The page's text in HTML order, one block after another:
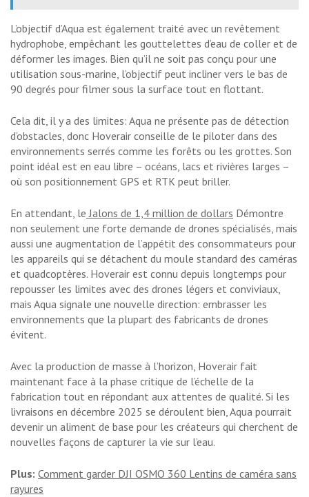
L’objectif d’Aqua est également traité avec un revêtement
hydrophobe, empêchant les gouttelettes d’eau de coller et de
déformer les images. Bien qu’il ne soit pas conçu pour une
utilisation sous-marine, l’objectif peut incliner vers le bas de
90 degrés pour filmer sous la surface tout en flottant.
Cela dit, il y a des limites: Aqua ne présente pas de détection
d’obstacles, donc Hoverair conseille de le piloter dans des
environnements serrés comme les forêts ou les grottes. Son
point idéal est en eau libre – océans, lacs et rivières larges –
où son positionnement GPS et RTK peut briller.
En attendant, le Jalons de 1,4 million de dollars Démontre
non seulement une forte demande de drones spécialisés, mais
aussi une augmentation de l’appétit des consommateurs pour
les appareils qui se détachent du moule standard des caméras
et quadcoptères. Hoverair est connu depuis longtemps pour
repousser les limites avec des drones légers et conviviaux,
mais Aqua signale une nouvelle direction: embrasser les
environnements que la plupart des fabricants de drones
évitent.
Avec la production de masse à l’horizon, Hoverair fait
maintenant face à la phase critique de l’échelle de la
fabrication tout en répondant aux attentes de qualité. Si les
livraisons en décembre 2025 se déroulent bien, Aqua pourrait
devenir un aliment de base pour les créateurs qui cherchent de
nouvelles façons de capturer la vie sur l’eau.
Plus: Comment garder DJI OSMO 360 Lentins de caméra sans
rayures